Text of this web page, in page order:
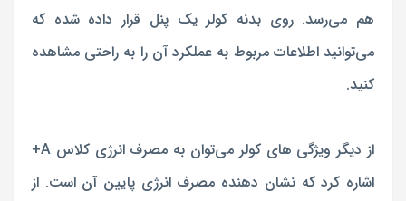
هم می‌رسد. روی بدنه کولر یک پنل قرار داده شده که
می‌توانید اطلاعات مربوط به عملکرد آن را به راحتی مشاهده
کنید.
از دیگر ویژگی های کولر می‌توان به مصرف انرژی کلاس A+
اشاره کرد که نشان دهنده مصرف انرژی پایین آن است. از